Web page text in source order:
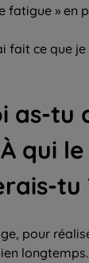
fatigue » en
fait ce que
as-tu
qui le
tu
pour